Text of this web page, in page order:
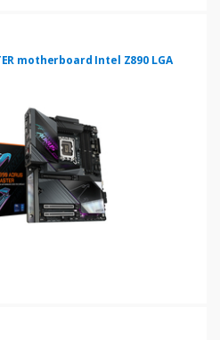
motherboard Intel Z890 LGA